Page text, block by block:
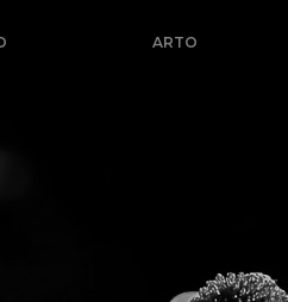
ARTO